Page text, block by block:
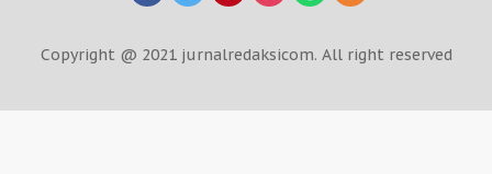
Copyright @ 2021 jurnalredaksicom. All right reserved